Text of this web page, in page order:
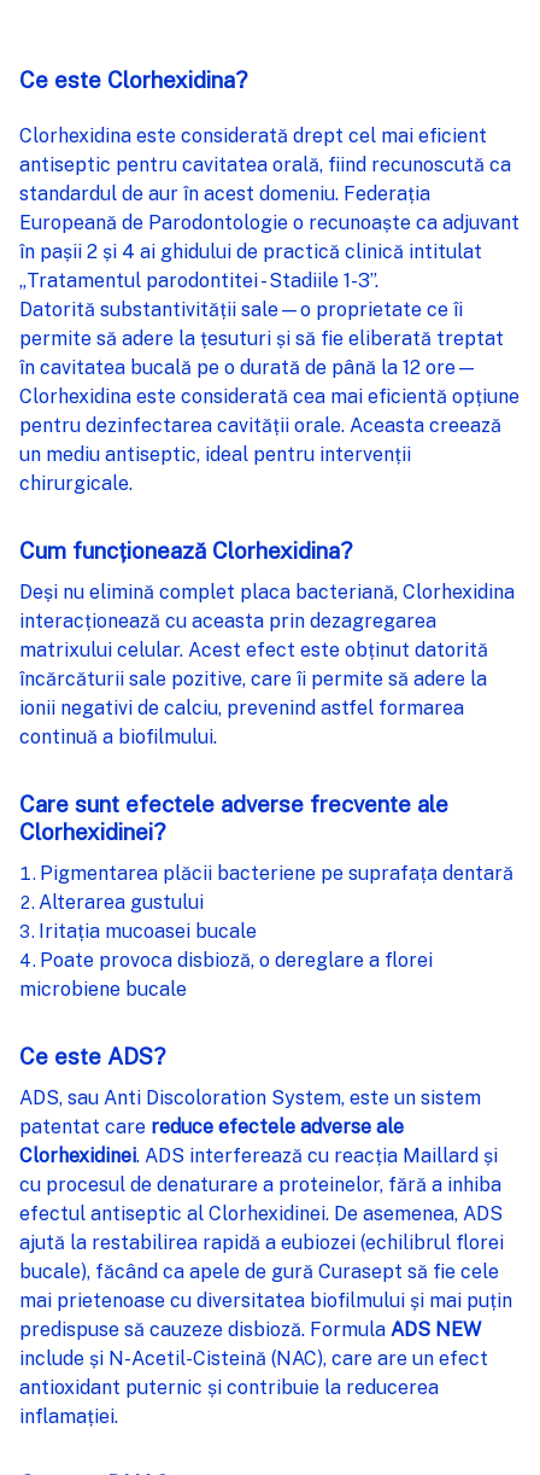
Ce este Clorhexidina?
Clorhexidina este considerată drept cel mai eficient
antiseptic pentru cavitatea orală, fiind recunoscută ca
standardul de aur în acest domeniu. Federația
Europeană de Parodontologie o recunoaște ca adjuvant
în pașii 2 și 4 ai ghidului de practică clinică intitulat
„Tratamentul parodontitei - Stadiile 1-3”.
Datorită substantivității sale—o proprietate ce îi
permite să adere la țesuturi și să fie eliberată treptat
în cavitatea bucală pe o durată de până la 12 ore—
Clorhexidina este considerată cea mai eficientă opțiune
pentru dezinfectarea cavității orale. Aceasta creează
un mediu antiseptic, ideal pentru intervenții
chirurgicale.
Cum funcționează Clorhexidina?
Deși nu elimină complet placa bacteriană, Clorhexidina
interacționează cu aceasta prin dezagregarea
matrixului celular. Acest efect este obținut datorită
încărcăturii sale pozitive, care îi permite să adere la
ionii negativi de calciu, prevenind astfel formarea
continuă a biofilmului.
Care sunt efectele adverse frecvente ale
Clorhexidinei?
Pigmentarea plăcii bacteriene pe suprafața dentară
Alterarea gustului
Iritația mucoasei bucale
Poate provoca disbioză, o dereglare a florei
microbiene bucale
Ce este ADS?
ADS, sau Anti Discoloration System, este un sistem
patentat care reduce efectele adverse ale
Clorhexidinei. ADS interferează cu reacția Maillard și
cu procesul de denaturare a proteinelor, fără a inhiba
efectul antiseptic al Clorhexidinei. De asemenea, ADS
ajută la restabilirea rapidă a eubiozei (echilibrul florei
bucale), făcând ca apele de gură Curasept să fie cele
mai prietenoase cu diversitatea biofilmului și mai puțin
predispuse să cauzeze disbioză. Formula ADS NEW
include și N-Acetil-Cisteină (NAC), care are un efect
antioxidant puternic și contribuie la reducerea
inflamației.